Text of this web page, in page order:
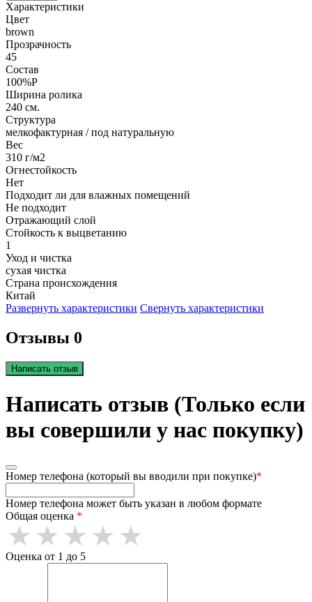
Характеристики
Цвет
brown
Прозрачность
45
Состав
100%P
Ширина ролика
240 см.
Структура
мелкофактурная / под натуральную
Вес
310 г/м2
Огнестойкость
Нет
Подходит ли для влажных помещений
Не подходит
Отражающий слой
Стойкость к выцветанию
1
Уход и чистка
сухая чистка
Страна происхождения
Китай
Развернуть характеристики Свернуть характеристики
Отзывы 0
Написать отзыв
Написать отзыв (Только если
вы совершили у нас покупку)
Номер телефона (который вы вводили при покупке)*
Номер телефона может быть указан в любом формате
Общая оценка *
Оценка от 1 до 5